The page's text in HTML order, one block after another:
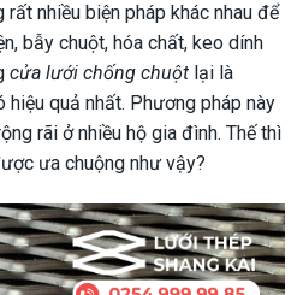
rất nhiều biện pháp khác nhau để
bẫy chuột, hóa chất, keo dính
cửa lưới chống chuột lại là
hiệu quả nhất. Phương pháp này
rãi ở nhiều hộ gia đình. Thế thì
ưa chuộng như vậy?